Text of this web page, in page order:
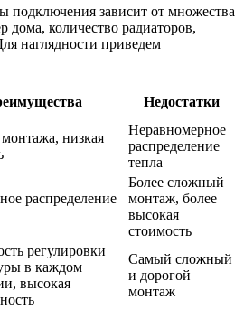
подключения зависит от множества
дома, количество радиаторов,
наглядности приведем
Недостатки
низкая
Неравномерное
распределение
тепла
распределение
Более сложный
монтаж, более
высокая
стоимость
регулировки
в каждом
высокая
Самый сложный
и дорогой
монтаж